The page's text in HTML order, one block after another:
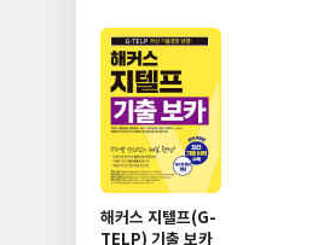
해커스 지텔프(G-
TELP) 기출 보카